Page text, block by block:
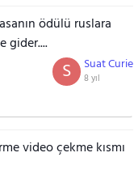
ödülü ruslara
gider....
Suat Curie
8 yıl
S
video çekme kısmı